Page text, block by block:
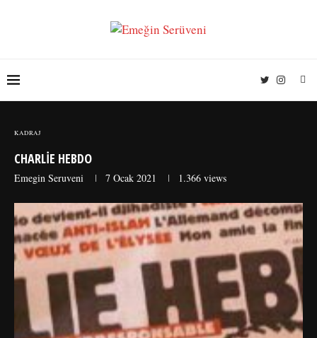
KADRAJ
CHARLIE HEBDO
Emegin Seruveni 7 Ocak 2021 1.366 views